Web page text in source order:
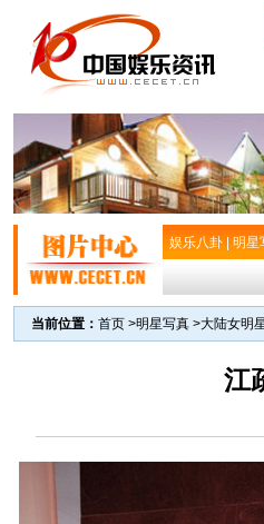
娱乐八卦 明星
当前位置： 首页 >明星写真 >大陆女明
江